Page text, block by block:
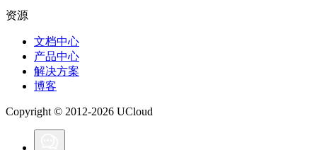
资源
文档中心
产品中心
解决方案
博客
Copyright © 2012-2026 UCloud